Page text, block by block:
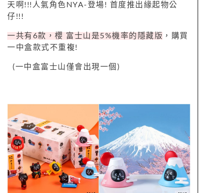
天啊!!!人氣角色NYA-登場! 首度推出緣起物公
仔!!!
一共有6款，櫻 富士山是5%機率的隱藏版 ，購買
一中盒款式不重複!
(一中盒富士山僅會出現一個)